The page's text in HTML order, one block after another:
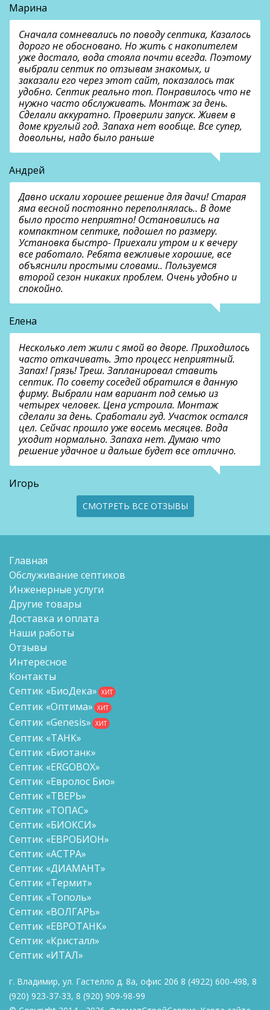
Марина
Сначала сомневались по поводу септика, Казалось
дорого не обосновано. Но жить с накопителем
уже достало, вода стояла почти всегда. Поэтому
выбрали септик по отзывам знакомых, и
заказали его через этот сайт, показалось так
удобно. Септик реально топ. Понравилось что не
нужно часто обслуживать. Монтаж за день.
Сделали аккуратно. Проверили запуск. Живем в
доме круглый год. Запаха нет вообще. Все супер,
довольны, надо было раньше
Андрей
Давно искали хорошее решение для дачи! Старая
яма весной постоянно переполнялась.. В доме
было просто неприятно! Остановились на
компактном септике, подошел по размеру.
Установка быстро- Приехали утром и к вечеру
все работало. Ребята вежливые хорошие, все
объяснили простыми словами.. Пользуемся
второй сезон никаких проблем. Очень удобно и
спокойно.
Елена
Несколько лет жили с ямой во дворе. Приходилось
часто откачивать. Это процесс неприятный.
Запах! Грязь! Треш. Запланировал ставить
септик. По совету соседей обратился в данную
фирму. Выбрали нам вариант под семью из
четырех человек. Цена устроила. Монтаж
сделали за день. Сработали гуд. Участок остался
цел. Сейчас прошло уже восемь месяцев. Вода
уходит нормально. Запаха нет. Думаю что
решение удачное и дальше будет все отлично.
Игорь
СМОТРЕТЬ ВСЕ ОТЗЫВЫ
Главная
Обслуживание септиков
Инженерные услуги
Другие товары
Доставка и оплата
Наши работы
Отзывы
Интересное
Контакты
Септик «БиоДека» ХИТ
Септик «Оптима» ХИТ
Септик «Genesis» ХИТ
Септик «ТАНК»
Септик «Биотанк»
Септик «ERGOBOX»
Септик «Евролос Био»
Септик «ТВЕРЬ»
Септик «ТОПАС»
Септик «БИОКСИ»
Септик «ЕВРОБИОН»
Септик «АСТРА»
Септик «ДИАМАНТ»
Септик «Термит»
Септик «Тополь»
Септик «ВОЛГАРЬ»
Септик «ЕВРОТАНК»
Септик «Кристалл»
Септик «ИТАЛ»
г. Владимир, ул. Гастелло д. 8а, офис 206 8 (4922) 600-498, 8
(920) 923-37-33, 8 (920) 909-98-99